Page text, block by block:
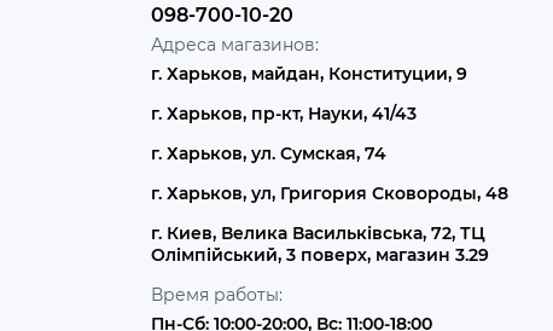
098-700-10-20
Адреса магазинов:
г. Харьков, майдан, Конституции, 9
г. Харьков, пр-кт, Науки, 41/43
г. Харьков, ул. Сумская, 74
г. Харьков, ул, Григория Сковороды, 48
г. Киев, Велика Васильківська, 72, ТЦ
Олімпійський, 3 поверх, магазин 3.29
Время работы:
Пн-Сб: 10:00-20:00, Вс: 11:00-18:00